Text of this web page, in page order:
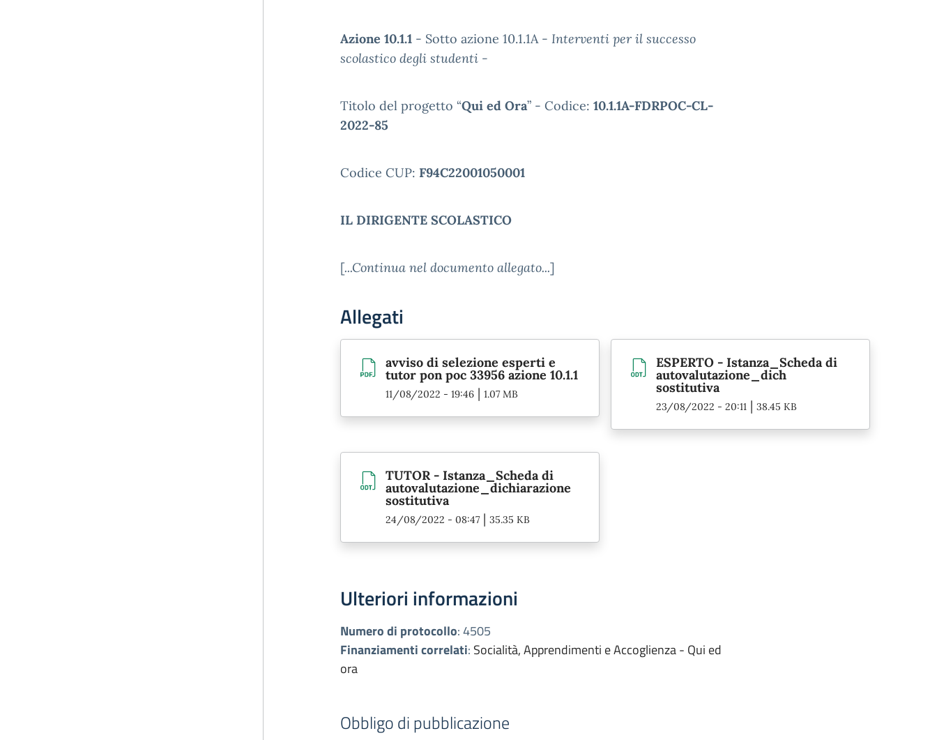
Azione 10.1.1 - Sotto azione 10.1.1A - Interventi per il successo
scolastico degli studenti -
Titolo del progetto “Qui ed Ora” - Codice: 10.1.1A-FDRPOC-CL-
2022-85
Codice CUP: F94C22001050001
IL DIRIGENTE SCOLASTICO
[...Continua nel documento allegato...]
Allegati
avviso di selezione esperti e
tutor pon poc 33956 azione 10.1.1
11/08/2022 - 19:46 | 1.07 MB
ESPERTO - Istanza_Scheda di
autovalutazione_dich
sostitutiva
23/08/2022 - 20:11| 38.45 KB
TUTOR - Istanza_Scheda di
autovalutazione_dichiarazione
sostitutiva
24/08/2022 - 08:47| 35.35 KB
Ulteriori informazioni
Numero di protocollo:4505
Finanziamenti correlati: Socialità, Apprendimenti e Accoglienza - Qui ed
ora
Obbligo di pubblicazione